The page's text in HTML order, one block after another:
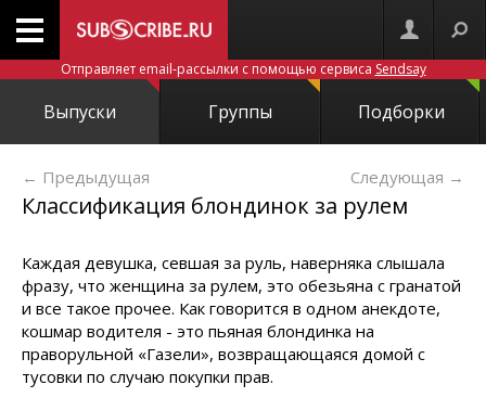
Отправляет email-рассылки с помощью сервиса Sendsay
Выпуски Группы Подборки
← Предыдущая Следующая →
Классификация блондинок за рулем
Каждая девушка, севшая за руль, наверняка слышала
фразу, что женщина за рулем, это обезьяна с гранатой
и все такое прочее. Как говорится в одном анекдоте,
кошмар водителя - это пьяная блондинка на
праворульной «Газели», возвращающаяся домой с
тусовки по случаю покупки прав.